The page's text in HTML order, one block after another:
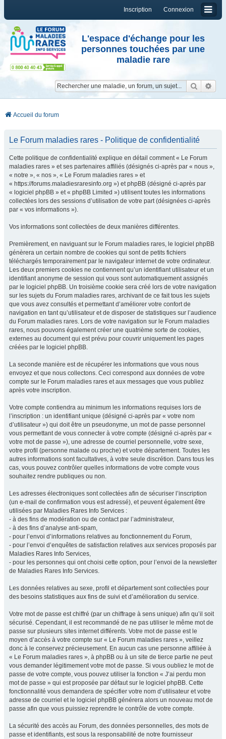
Connexion
Inscription
L'espace d'échange pour les
personnes touchées par une
maladie rare
Accueil du forum
Le Forum maladies rares - Politique de confidentialité
Cette politique de confidentialité explique en détail comment « Le Forum
maladies rares » et ses partenaires affiliés (désignés ci-après par « nous »,
« notre », « nos », « Le Forum maladies rares » et
« https://forums.maladiesraresinfo.org ») et phpBB (désigné ci-après par
« logiciel phpBB » et « phpBB Limited ») utilisent toutes les informations
collectées lors des sessions d’utilisation de votre part (désignées ci-après
par « vos informations »).
Vos informations sont collectées de deux manières différentes.
Premièrement, en naviguant sur le Forum maladies rares, le logiciel phpBB
génèrera un certain nombre de cookies qui sont de petits fichiers
téléchargés temporairement par le navigateur internet de votre ordinateur.
Les deux premiers cookies ne contiennent qu’un identifiant utilisateur et un
identifiant anonyme de session qui vous sont automatiquement assignés
par le logiciel phpBB. Un troisième cookie sera créé lors de votre navigation
sur les sujets du Forum maladies rares, archivant de ce fait tous les sujets
que vous avez consultés et permettant d’améliorer votre confort de
navigation en tant qu’utilisateur et de disposer de statistiques sur l’audience
du Forum maladies rares. Lors de votre navigation sur le Forum maladies
rares, nous pouvons également créer une quatrième sorte de cookies,
externes au document qui est prévu pour couvrir uniquement les pages
créées par le logiciel phpBB.
La seconde manière est de récupérer les informations que vous nous
envoyez et que nous collectons. Ceci correspond aux données de votre
compte sur le Forum maladies rares et aux messages que vous publiez
après votre inscription.
Votre compte contiendra au minimum les informations requises lors de
l’inscription : un identifiant unique (désigné ci-après par « votre nom
d’utilisateur ») qui doit être un pseudonyme, un mot de passe personnel
vous permettant de vous connecter à votre compte (désigné ci-après par «
votre mot de passe »), une adresse de courriel personnelle, votre sexe,
votre profil (personne malade ou proche) et votre département. Toutes les
autres informations sont facultatives, à votre seule discrétion. Dans tous les
cas, vous pouvez contrôler quelles informations de votre compte vous
souhaitez rendre publiques ou non.
Les adresses électroniques sont collectées afin de sécuriser l’inscription
(un e-mail de confirmation vous est adressé), et peuvent également être
utilisées par Maladies Rares Info Services :
- à des fins de modération ou de contact par l’administrateur,
- à des fins d’analyse anti-spam,
- pour l’envoi d’informations relatives au fonctionnement du Forum,
- pour l’envoi d’enquêtes de satisfaction relatives aux services proposés par
Maladies Rares Info Services,
- pour les personnes qui ont choisi cette option, pour l’envoi de la newsletter
de Maladies Rares Info Services.
Les données relatives au sexe, profil et département sont collectées pour
des besoins statistiques aux fins de suivi et d’amélioration du service.
Votre mot de passe est chiffré (par un chiffrage à sens unique) afin qu’il soit
sécurisé. Cependant, il est recommandé de ne pas utiliser le même mot de
passe sur plusieurs sites internet différents. Votre mot de passe est le
moyen d’accès à votre compte sur « Le Forum maladies rares », veillez
donc à le conservez précieusement. En aucun cas une personne affiliée à
« Le Forum maladies rares », à phpBB ou à un site de tierce partie ne peut
vous demander légitimement votre mot de passe. Si vous oubliez le mot de
passe de votre compte, vous pouvez utiliser la fonction « J’ai perdu mon
mot de passe » qui est proposée par défaut sur le logiciel phpBB. Cette
fonctionnalité vous demandera de spécifier votre nom d’utilisateur et votre
adresse de courriel et le logiciel phpBB générera alors un nouveau mot de
passe afin que vous puissiez reprendre le contrôle de votre compte.
La sécurité des accès au Forum, des données personnelles, des mots de
passe et identifiants, est sous la responsabilité de notre fournisseur